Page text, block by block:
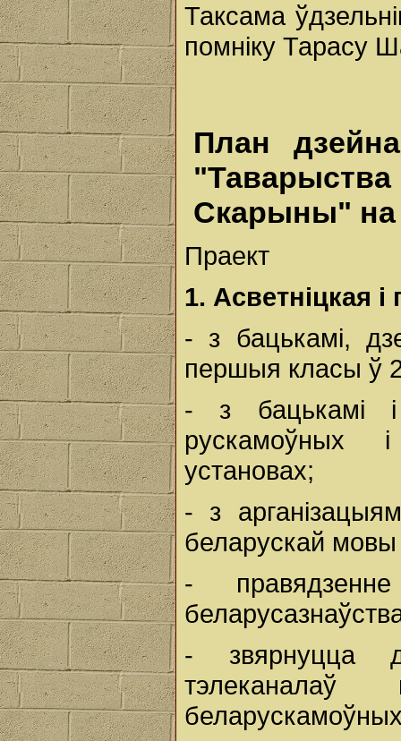
Таксама
помніку Тарасу
План
Скарыны" на
Праект
1. Асветніцкая і
- з бацькамі,
першыя класы ў
- з бацькамі
рускамоўных
установах;
- з
беларускай мовы
-
- звярнуцца